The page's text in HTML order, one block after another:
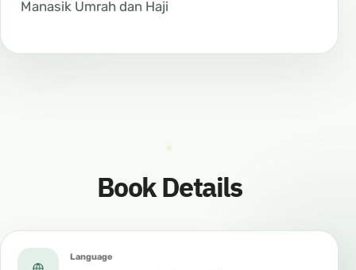
Manasik Umrah dan Haji
Book Details
Language